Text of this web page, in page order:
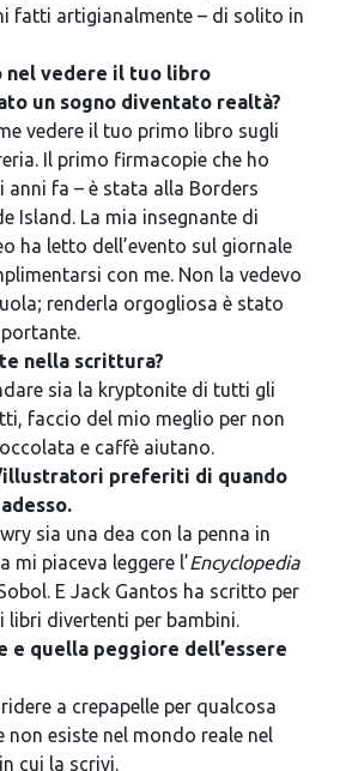
fatti artigianalmente – di solito in
nel vedere il tuo libro
un sogno diventato realtà?
vedere il tuo primo libro sugli
Il primo firmacopie che ho
anni fa – è stata alla Borders
Island. La mia insegnante di
ha letto dell’evento sul giornale
con me. Non la vedevo
renderla orgogliosa è stato
nella scrittura?
sia la kryptonite di tutti gli
faccio del mio meglio per non
e caffè aiutano.
preferiti di quando
sia una dea con la penna in
mi piaceva leggere l’Encyclopedia
E Jack Gantos ha scritto per
libri divertenti per bambini.
e quella peggiore dell’essere
a crepapelle per qualcosa
non esiste nel mondo reale nel
cui la scrivi.